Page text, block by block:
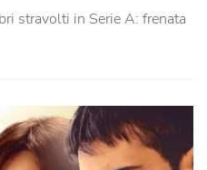
stravolti in Serie A: frenata